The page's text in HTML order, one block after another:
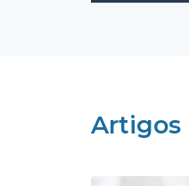
Artigos